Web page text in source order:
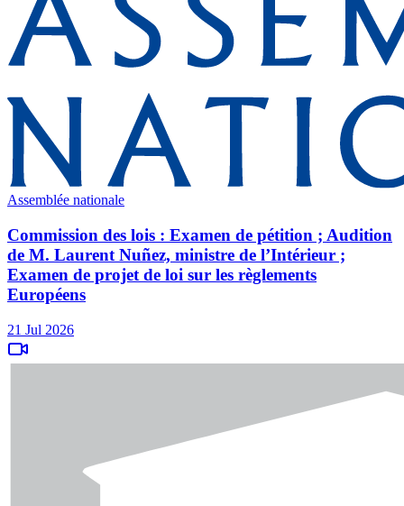
Assemblée nationale
Commission des lois : Examen de pétition ; Audition
de M. Laurent Nuñez, ministre de l’Intérieur ;
Examen de projet de loi sur les règlements
Européens
21 Jul 2026